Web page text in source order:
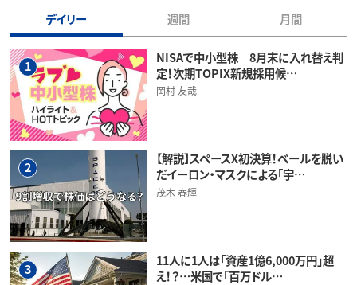
デイリー 週間 月間
1
NISAで中小型株 8月末に入れ替え判
定！次期TOPIX新規採用候…
岡村 友哉
2
【解説】スペースX初決算！ベールを脱い
だイーロン・マスクによる「宇…
茂木 春輝
3
11人に1人は「資産1億6,000万円」超
え！？…米国で「百万ドル…